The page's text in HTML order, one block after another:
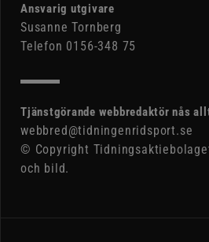
Ansvarig utgivare
Susanne Tornberg
Telefon 0156-348 75
Tjänstgörande webbredaktör nås
webbred@tidningenridsport.se
© Copyright
och bild.